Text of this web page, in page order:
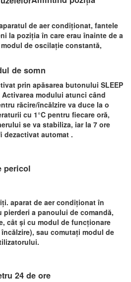
de aer condiționat, fantele
la poziția în care erau înainte de a
de oscilație constantă,
de somn
prin apăsarea butonului SLEEP
modului atunci când
răcire/încălzire va duce la o
cu 1°C pentru fiecare oră,
se va stabiliza, iar la 7 ore
dezactivat automat .
pericol
aparat de aer condiționat în
a panoului de comandă,
cât și cu modul de funcționare
sau comutați modul de
24 de ore